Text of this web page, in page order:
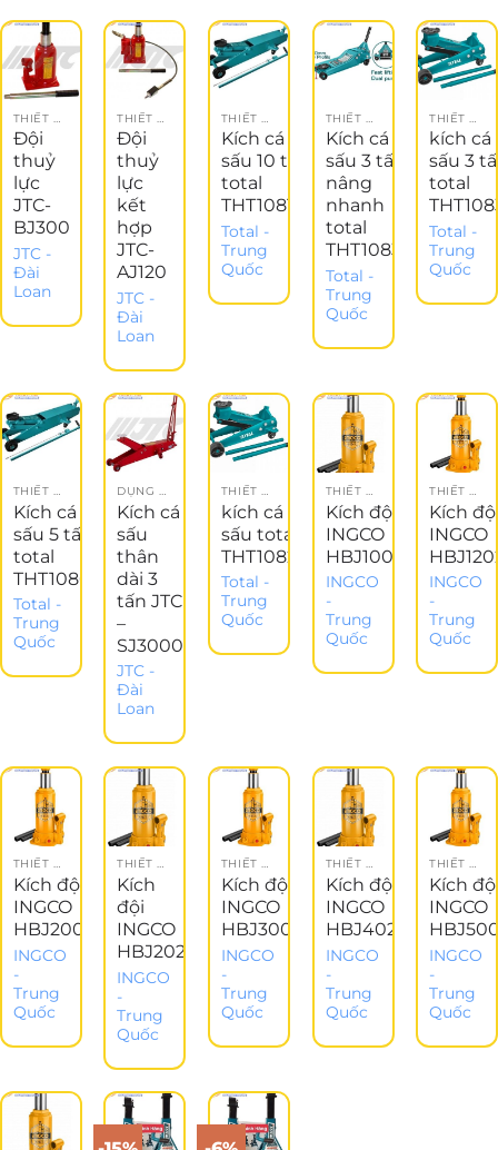
Đội
thuỷ
lực
JTC-
BJ300
JTC -
Đài
Loan
Đội
thuỷ
lực
kết
hợp
JTC-
AJ120
JTC -
Đài
Loan
Kích cá
sấu 10 tấn
total
THT10810L
Total -
Trung
Quốc
Kích cá
sấu 3 tấn
nâng
nhanh
total
THT10834
Total -
Trung
Quốc
kích cá
sấu 3
total
Total -
Trung
Quốc
THIẾT BỊ GARAGE
Kích cá
sấu 5 tấn
total
THT10805L
Total -
Trung
Quốc
DỤNG CỤ CẦM TAY
Kích cá
sấu
thân
dài 3
tấn JTC
–
SJ3000
JTC -
Đài
Loan
THIẾT BỊ GARAGE
kích cá
sấu total
THT10821
Total -
Trung
Quốc
THIẾT BỊ NÂNG ĐỠ
Kích đội
INGCO
HBJ1002
INGCO
-
Trung
Quốc
THIẾT BỊ NÂNG ĐỠ
Kích
INGCO
INGCO
-
Trung
Quốc
THIẾT BỊ NÂNG ĐỠ
Kích đội
INGCO
HBJ2002
INGCO
-
Trung
Quốc
THIẾT BỊ NÂNG ĐỠ
Kích
đội
INGCO
HBJ202
INGCO
-
Trung
Quốc
THIẾT BỊ NÂNG ĐỠ
Kích đội
INGCO
HBJ3002
INGCO
-
Trung
Quốc
THIẾT BỊ NÂNG ĐỠ
Kích đội
INGCO
HBJ402
INGCO
-
Trung
Quốc
THIẾT BỊ NÂNG ĐỠ
Kích
INGCO
INGCO
-
Trung
Quốc